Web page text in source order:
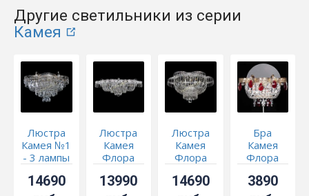
Другие светильники из серии
Камея
Люстра
Камея №1
- 3 лампы
14690
Люстра
Камея
Флора
СКИДКА!!!
13990
Люстра
Камея
Флора
14690
Бра
Камея
Флора
3890